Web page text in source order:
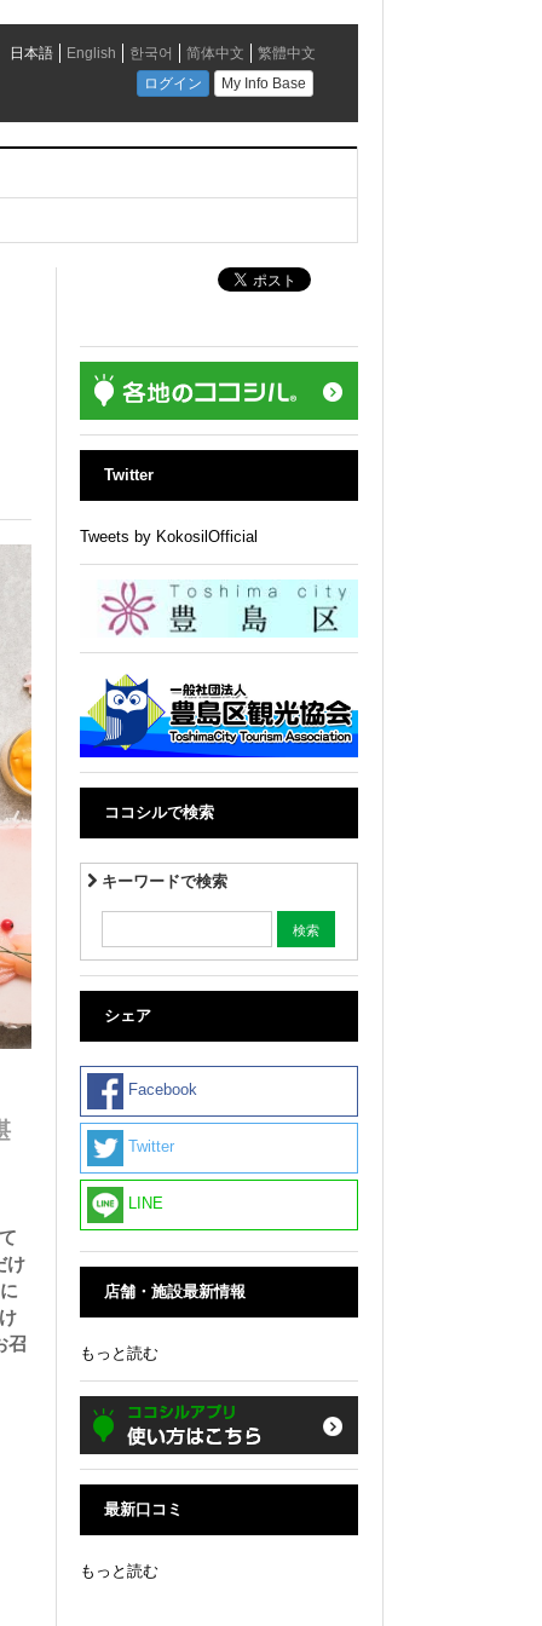
け
召
Twitter
Tweets by KokosilOfficial
ココシルで検索
キーワードで検索
シェア
Facebook
Twitter
LINE
店舗・施設最新情報
もっと読む
最新口コミ
もっと読む